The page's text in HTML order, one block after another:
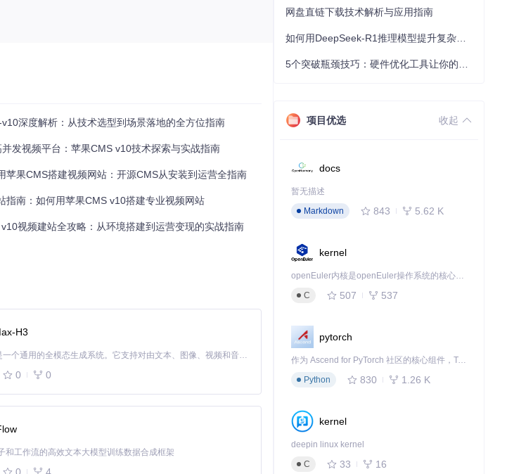
现视频内容的精细化运营。支持自动截图、分集管理和播
了传统建站中"内容填充耗时"的痛点，特别适合需要大量
深度解析：从技术选型到场景落地的全方位指南
发视频平台：苹果CMS v10技术探索与实战指南
苹果CMS搭建视频网站：开源CMS从安装到运营全指南
指南：如何用苹果CMS v10搭建专业视频网站
视频建站全攻略：从环境搭建到运营变现的实战指南
H3
MiniMax H3 是一个通用的全模态生成系统。它支持对由文本、图像、视频和音频组成的多模态上下文进行统一理解，并能生成分辨率高达 2K、时长可达 15 秒的带原生立体声音频的视频。得益于面向任务泛化的系统设计，H3 在预训练阶段就已具备广泛的多模态上下文理解与生成能力，能够出色地执行复杂的多模态指令。
0 0
和工作流的高效文本大模型训练数据合成框架
0 4
网盘直链下载技术解析与应用指南
项目优选 收起
docs
暂无描述
Markdown
843 5.62 K
kernel
openEuler内核是openEuler操作系统的核心，既是系统性能与稳定性的基石，也是连接处理器、设备与服务的桥梁。
C
507 537
pytorch
作为 Ascend for PyTorch 社区的核心组件，TorchNPU 是昇腾专为 PyTorch 打造的深度学习适配插件，使 PyTorch 框架能够直接调用昇腾 NPU，为开发者提供昇腾 AI 处理器的超强算力。
Python
830 1.26 K
kernel
deepin linux kernel
C
33 16